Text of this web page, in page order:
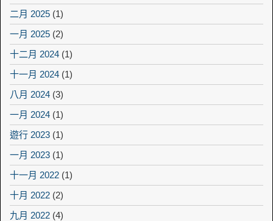
二月 2025 (1)
一月 2025 (2)
十二月 2024 (1)
十一月 2024 (1)
八月 2024 (3)
一月 2024 (1)
遊行 2023 (1)
一月 2023 (1)
十一月 2022 (1)
十月 2022 (2)
九月 2022 (4)